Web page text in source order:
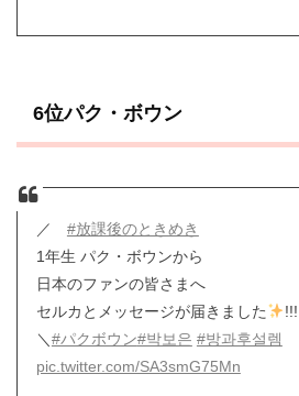
6位パク・ボウン
／ #放課後のときめき
1年生 パク・ボウンから
日本のファンの皆さまへ
セルカとメッセージが届きました
!!!
＼#パクボウン#박보은 #방과후설렘
pic.twitter.com/SA3smG75Mn